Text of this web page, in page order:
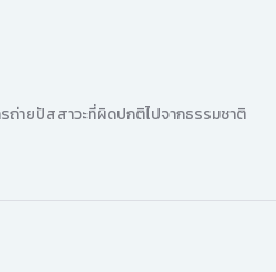
ถ่ายปัสสาวะที่ผิดปกติไปจากธรรมชาติ